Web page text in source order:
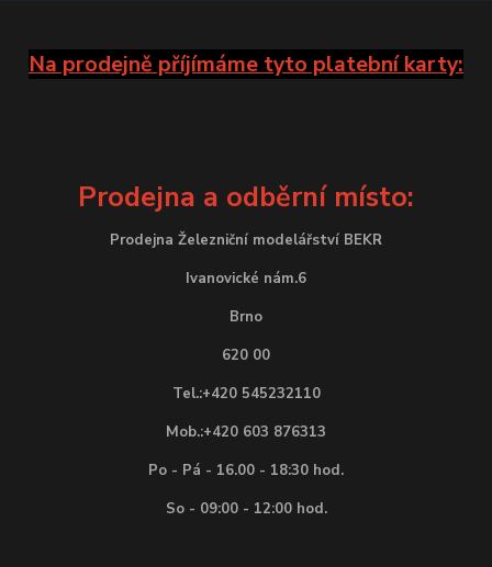
Na prodejně příjímáme tyto platební karty:
Prodejna a odběrní místo:
Prodejna Železniční modelářství BEKR
Ivanovické nám.6
Brno
620 00
Tel.:+420 545232110
Mob.:+420 603 876313
Po - Pá - 16.00 - 18:30 hod.
So - 09:00 - 12:00 hod.